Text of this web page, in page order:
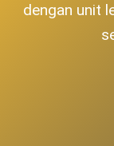
dengan unit